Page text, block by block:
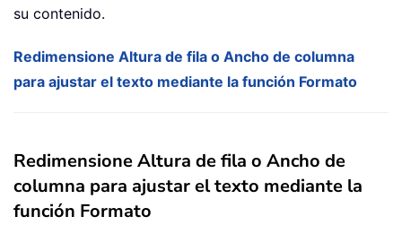
su contenido.
Redimensione Altura de fila o Ancho de columna
para ajustar el texto mediante la función Formato
Redimensione Altura de fila o Ancho de
columna para ajustar el texto mediante la
función Formato